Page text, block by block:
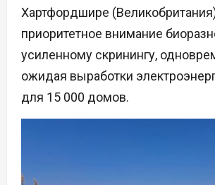
Хартфордшире
приоритетное внимание
усиленному скринингу,
ожидая выработки
для 15 000 домов.